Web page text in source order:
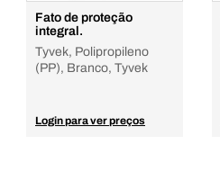
Fato de proteção
integral.
Tyvek, Polipropileno
(PP), Branco, Tyvek
Login para ver preços